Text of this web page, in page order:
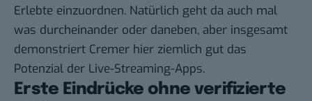
Erlebte einzuordnen. Natürlich geht da auch mal
was durcheinander oder daneben, aber insgesamt
demonstriert Cremer hier ziemlich gut das
Potenzial der Live-Streaming-Apps.
Erste Eindrücke ohne verifizierte